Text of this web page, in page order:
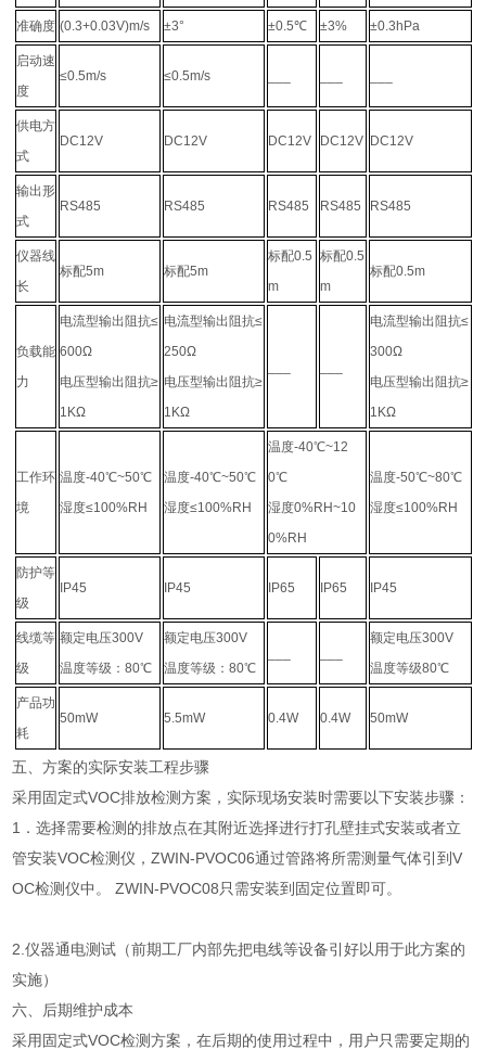
准确度 (0.3+0.03V)m/s ±3° ±0.5℃ ±3% ±0.3hPa
启动速
度
≤0.5m/s ≤0.5m/s
供电方
式
DC12V DC12V DC12V DC12V DC12V
输出形
式
RS485 RS485 RS485 RS485 RS485
仪器线
长
标配5m 标配5m
标配0.5
m
标配0.5
m
标配0.5m
负载能
力
电流型输出阻抗≤
600Ω
电压型输出阻抗≥
1KΩ
电流型输出阻抗≤
250Ω
电压型输出阻抗≥
1KΩ
电流型输出阻抗≤
300Ω
电压型输出阻抗≥
1KΩ
工作环
境
温度-40℃~50℃
湿度≤100%RH
温度-40℃~50℃
湿度≤100%RH
温度-40℃~12
0℃
湿度0%RH~10
0%RH
温度-50℃~80℃
湿度≤100%RH
防护等
级
IP45 IP45 IP65 IP65 IP45
线缆等
级
额定电压300V
温度等级：80℃
额定电压300V
温度等级：80℃
额定电压300V
温度等级80℃
产品功
耗
50mW 5.5mW 0.4W 0.4W 50mW
五、方案的实际安装工程步骤
采用固定式VOC排放检测方案，实际现场安装时需要以下安装步骤：
1．选择需要检测的排放点在其附近选择进行打孔壁挂式安装或者立
管安装VOC检测仪，ZWIN-PVOC06通过管路将所需测量气体引到V
OC检测仪中。 ZWIN-PVOC08只需安装到固定位置即可。
2.仪器通电测试（前期工厂内部先把电线等设备引好以用于此方案的
实施）
六、后期维护成本
采用固定式VOC检测方案，在后期的使用过程中，用户只需要定期的